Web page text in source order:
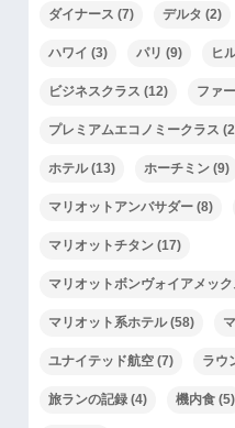
ダイナース (7) デルタ (2)
ハワイ (3) パリ (9) ヒ
ビジネスクラス (12) ファ
プレミアムエコノミークラス
ホテル(13) ホーチミン (9)
マリオットアンバサダー (8)
マリオットチタン (17)
マリオットボンヴォイアメック
マリオット系ホテル(58)
ユナイテッド航空 (7) ラウ
旅ランの記録 (4) 機内食 (5)